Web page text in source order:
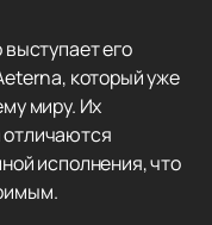
его
который уже
миру. Их
исполнения, что